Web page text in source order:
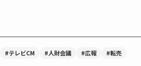
#テレビCM #人財会議 #広報 #転売